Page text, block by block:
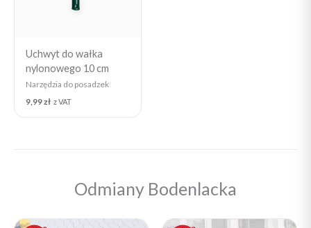
Uchwyt do wałka
nylonowego 10 cm
Narzędzia do posadzek
9,99zł z VAT
Odmiany Bodenlacka